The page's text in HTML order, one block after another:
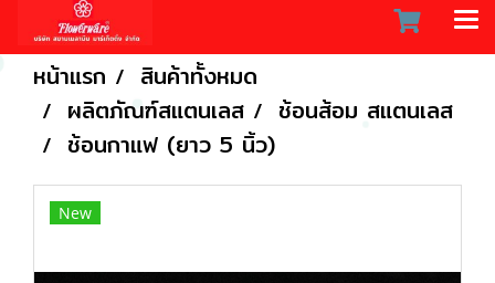
หน้าแรก
สินค้าทั้งหมด
ผลิตภัณฑ์สแตนเลส
ช้อนส้อม สแตนเลส
ช้อนกาแฟ (ยาว 5 นิ้ว)
New